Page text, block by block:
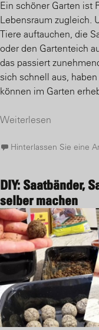
Ein schöner Garten ist
Lebensraum zugleich.
Tiere auftauchen, die
oder den Gartenteich
das passiert
sich schnell aus,
können im Garten
Weiterlesen
Hinterlassen Sie eine
DIY: Saatbänder,
selber machen